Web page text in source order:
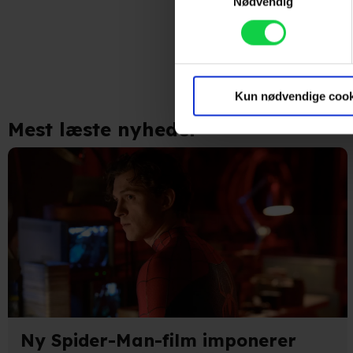
Dine valg anvendes på hele
Vi ønsker dit samtykke til at
marketingformål. Disse
enhed for at vise dig
produktudvikling og opnå
Indsamle præcise
Identificere din enhed
Du kan altid trække dit
Vi bruger egne cookies og
funktionalitet, generere
Kun nødvendige
Følg os
Mest læste nyheder
Ny Spider-Man-film imponerer